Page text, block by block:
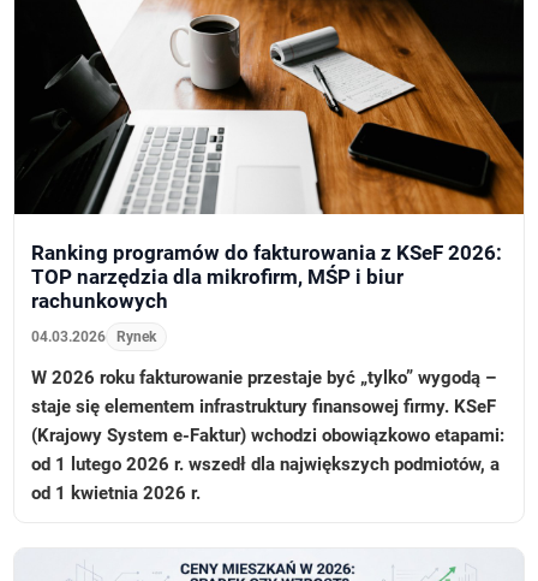
Ranking programów do fakturowania z KSeF 2026:
TOP narzędzia dla mikrofirm, MŚP i biur
rachunkowych
04.03.2026 Rynek
W 2026 roku fakturowanie przestaje być „tylko” wygodą –
staje się elementem infrastruktury finansowej firmy. KSeF
(Krajowy System e-Faktur) wchodzi obowiązkowo etapami:
od 1 lutego 2026 r. wszedł dla największych podmiotów, a
od 1 kwietnia 2026 r.